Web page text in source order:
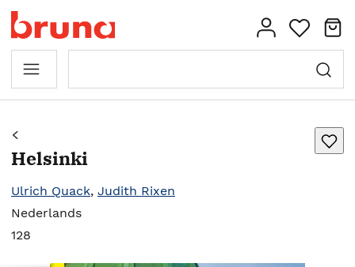
Helsinki
Ulrich Quack, Judith Rixen
Nederlands
128